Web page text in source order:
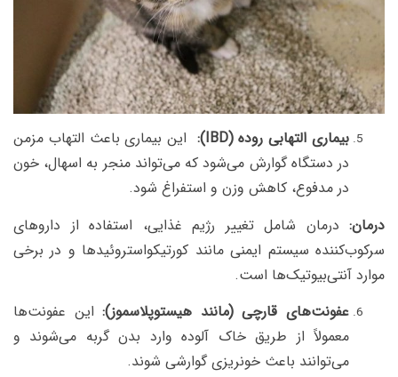
بیماری التهابی روده (IBD):
این بیماری باعث التهاب مزمن
در دستگاه گوارش می‌شود که می‌تواند منجر به اسهال، خون
در مدفوع، کاهش وزن و استفراغ شود.
درمان: درمان شامل تغییر رژیم غذایی، استفاده از داروهای
سرکوب‌کننده سیستم ایمنی مانند کورتیکواستروئیدها و در برخی
موارد آنتی‌بیوتیک‌ها است.
عفونت‌های قارچی (مانند هیستوپلاسموز): این عفونت‌ها
معمولاً از طریق خاک آلوده وارد بدن گربه می‌شوند و
می‌توانند باعث خونریزی گوارشی شوند.